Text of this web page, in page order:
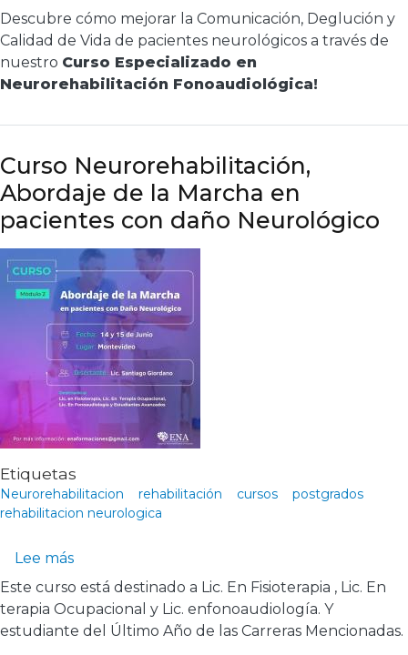
Descubre cómo mejorar la Comunicación, Deglución y
Calidad de Vida de pacientes neurológicos a través de
nuestro Curso Especializado en
Neurorehabilitación Fonoaudiológica!
Curso Neurorehabilitación,
Abordaje de la Marcha en
pacientes con daño Neurológico
Etiquetas
Neurorehabilitacion rehabilitación cursos
postgrados
rehabilitacion neurologica
Lee mássobre Curso Neurorehabilitación, Abordaje
Este curso está destinado a Lic. En Fisioterapia , Lic. En
terapia Ocupacional y Lic. enfonoaudiología. Y
estudiante del Último Año de las Carreras Mencionadas.